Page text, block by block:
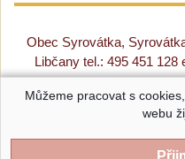
Obec Syrovátka,
Libčany tel.: 495 451
Prohlášení o přístupnosti|
Můžeme pracovat s
webu